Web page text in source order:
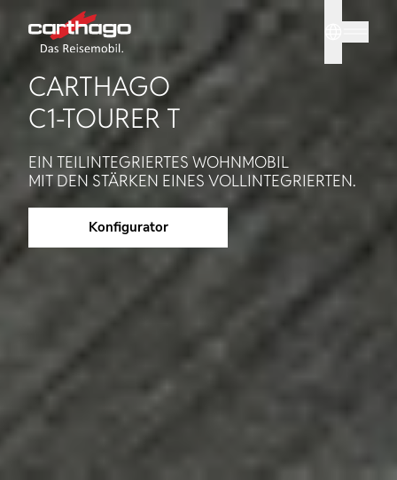
Tipp: Mit
Sprache
CARTHAGO
C1-TOURER T
EIN TEILINTEGRIERTES WOHNMOBIL
MIT DEN STÄRKEN EINES VOLLINTEGRIERTEN.
Konfigurator